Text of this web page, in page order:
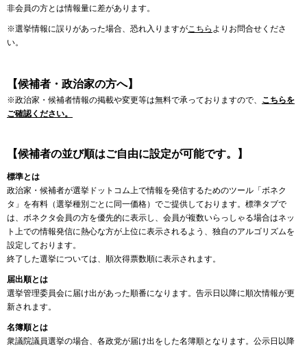
非会員の方とは情報量に差があります。
※選挙情報に誤りがあった場合、恐れ入りますがこちら よりお問合せくださ
い。
【候補者・政治家の方へ】
※政治家・候補者情報の掲載や変更等は無料で承っておりますので、 こちらを
ご確認ください。
【候補者の並び順はご自由に設定が可能です。】
標準とは
政治家・候補者が選挙ドットコム上で情報を発信するためのツール「ボネク
タ」を有料（選挙種別ごとに同一価格）でご提供しております。標準タブで
は、ボネクタ会員の方を優先的に表示し、会員が複数いらっしゃる場合はネッ
ト上での情報発信に熱心な方が上位に表示されるよう、独自のアルゴリズムを
設定しております。
終了した選挙については、順次得票数順に表示されます。
届出順とは
選挙管理委員会に届け出があった順番になります。告示日以降に順次情報が更
新されます。
名簿順とは
衆議院議員選挙の場合、各政党が届け出をした名簿順となります。公示日以降